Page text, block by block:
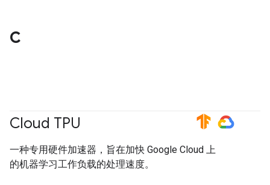
C
Cloud TPU #TensorFlow #GoogleCloud
一种专用硬件加速器，旨在加快 Google Cloud 上
的机器学习工作负载的处理速度。